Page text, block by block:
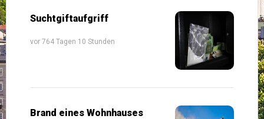
Suchtgiftaufgriff
vor 764 Tagen 10 Stunden
Brand eines Wohnhauses